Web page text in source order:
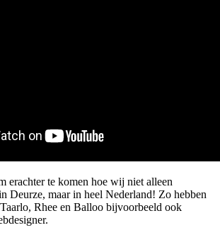
erachter te komen hoe wij niet alleen
Deurze, maar in heel Nederland! Zo hebben
Rhee en Balloo bijvoorbeeld ook